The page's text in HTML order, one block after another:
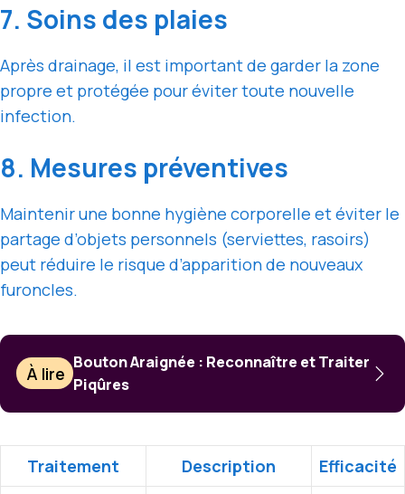
7. Soins des plaies
Après drainage, il est important de garder la zone
propre et protégée pour éviter toute nouvelle
infection.
8. Mesures préventives
Maintenir une bonne hygiène corporelle et éviter le
partage d’objets personnels (serviettes, rasoirs)
peut réduire le risque d’apparition de nouveaux
furoncles.
À lire
Bouton Araignée : Reconnaître et Traiter
Piqûres
Traitement Description Efficacité